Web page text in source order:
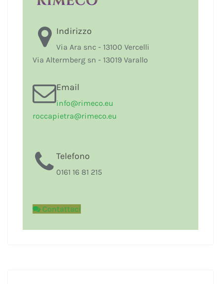
Indirizzo
Via Ara snc - 13100 Vercelli
Via Altermberg sn - 13019 Varallo
Email
info@rimeco.eu
roccapietra@rimeco.eu
Telefono
0161 16 81 215
Contattaci